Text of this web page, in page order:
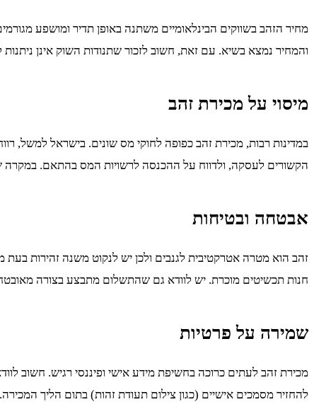
מחיר הזהב בשווקים הבינלאומיים משתנה באופן תדיר ומושפע
והמחיר נמצא בשיא. עם זאת, חשוב לזכור שתנודות השוק אינן
מיסוי על מכירת זהב
הקשורים לעסקה, ולדווח על ההכנסה לרשויות המס בהתאם. במקרה
אבטחה ובטיחות
זהב הוא מטרה אטרקטיבית לגנבים ולכן יש לנקוט משנה זהירות
חנות תכשיטים מוכרת. יש לוודא גם שהתשלום מתבצע בצורה
שמירה על פרטיות
מכירת זהב לעתים כרוכה בחשיפת מידע אישי ופיננסי רגיש. חשוב
להחזיר מסמכים אישיים (כגון צילום תעודת זהות) בתום הליך המכירה.